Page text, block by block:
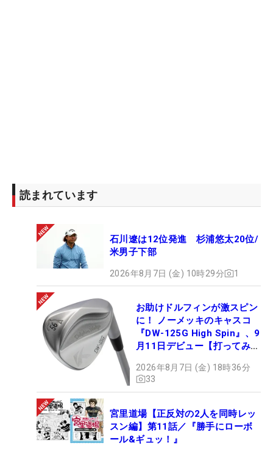
読まれています
石川遼は12位発進 杉浦悠太20位/
米男子下部
2026年8月7日 (金) 10時29分 1
お助けドルフィンが激スピン
に！ ノーメッキのキャスコ
『DW-125G High Spin』、9
月11日デビュー【打ってみ
2026年8月7日 (金) 18時36分
33
宮里道場【正反対の2人を同時レッ
スン編】第11話／『勝手にローボ
ール&ギュッ！』